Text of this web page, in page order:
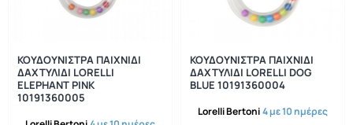
ΚΟΥΔΟΥΝΙΣΤΡΑ ΠΑΙΧΝΙΔΙ
ΔΑΧΤΥΛΙΔΙ LORELLI
ELEPHANT PINK
10191360005
Lorelli Bertoni4 με 10 ημέρες
ΚΟΥΔΟΥΝΙΣΤΡΑ ΠΑΙΧΝΙΔΙ
ΔΑΧΤΥΛΙΔΙ LORELLI DOG
BLUE 10191360004